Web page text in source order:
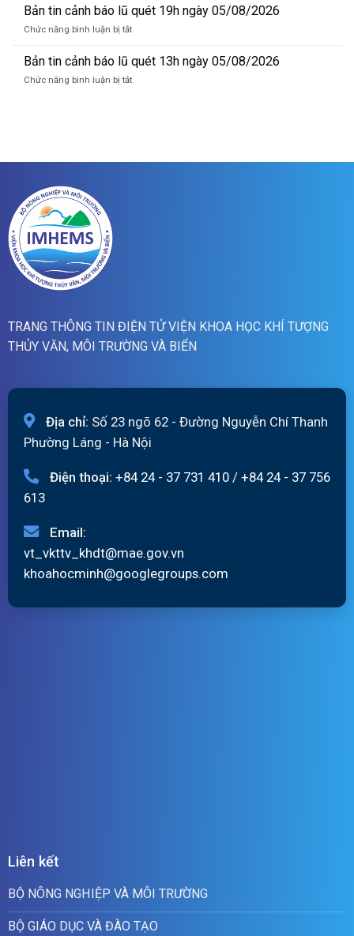
quét
07h
06/8/2026
tin
cảnh
báo
quét
01h
Bản tin cảnh báo lũ quét 19h ngày 05/08/2026
Chức năng bình luận bị tắtở
tin
cảnh
báo
Bản tin cảnh báo lũ quét 13h ngày 05/08/2026
Chức năng bình luận bị tắtở
quét
TRANG THÔNG TIN ĐIỆN TỬ VIỆN KHOA HỌC KHÍ TƯỢNG
THỦY VĂN, MÔI TRƯỜNG VÀ BIỂN
Địa chỉ: Số 23 ngõ 62 - Đường Nguyễn Chí Thanh
Phường Láng - Hà Nội
Điện thoại: +84 24 - 37 731 410 / +84 24 - 37 756
613
Email:
vt_vkttv_khdt@mae.gov.vn
khoahocminh@googlegroups.com
Liên kết
BỘ NÔNG NGHIỆP VÀ MÔI TRƯỜNG
BỘ GIÁO DỤC VÀ ĐÀO TẠO